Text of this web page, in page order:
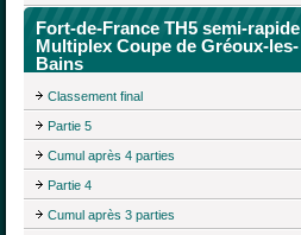
Fort-de-France TH5 semi-rapide
Multiplex Coupe de Gréoux-les-
Bains
Classement final
Partie 5
Cumul après 4 parties
Partie 4
Cumul après 3 parties